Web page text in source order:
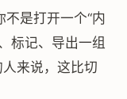
是打开一个“内
标记、导出一组
来说，这比切